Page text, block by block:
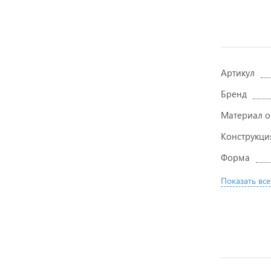
Артикул
Бренд
Материал
Форма
Показать все